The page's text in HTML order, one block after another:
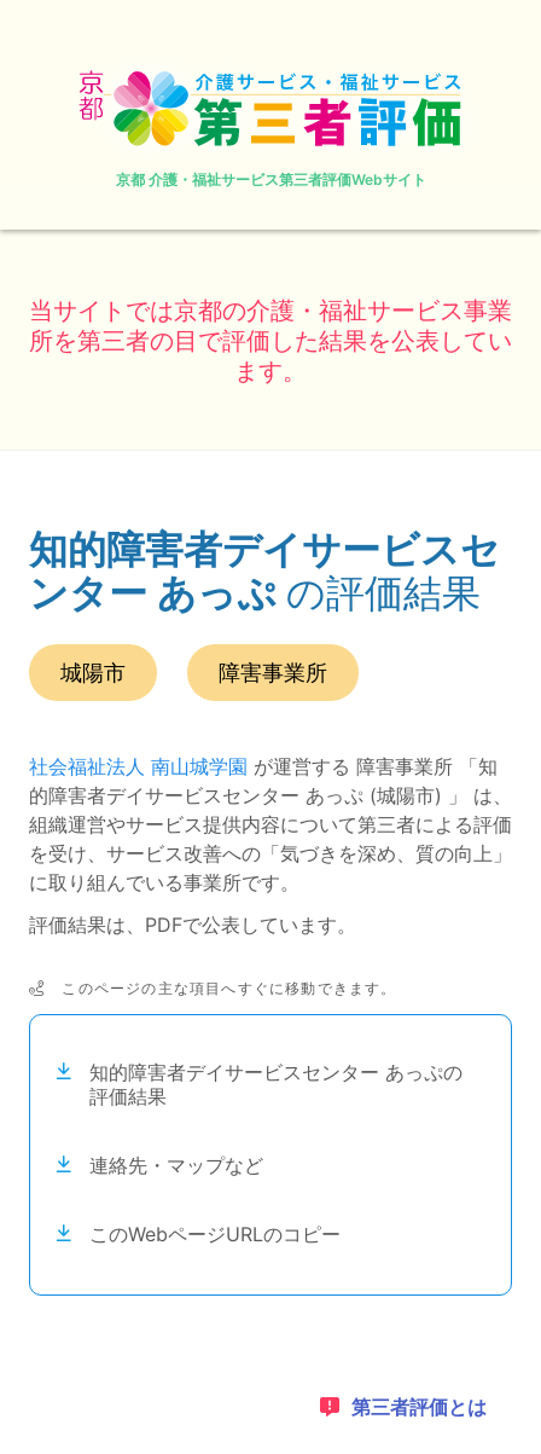
京都 介護・福祉サービス第三者評価Webサイト
当サイトでは京都の介護・福祉サービス事業
所を第三者の目で評価した結果を公表してい
ます。
(ページのタイトル)
知的障害者デイサービスセ
ンター あっぷ の評価結果
この事業所の所在エリアは、
城陽市
です。
種別は
障害事業所
社会福祉法人 南山城学園 が運営する 障害事業所 「知
的障害者デイサービスセンター あっぷ (城陽市) 」 は、
組織運営やサービス提供内容について第三者による評価
を受け、サービス改善への「気づきを深め、質の向上」
に取り組んでいる事業所です。
評価結果は、PDFで公表しています。
次のコンテンツは目次ナビゲーションリンクです。
このページの主な項目へすぐに移動できます。
知的障害者デイサービスセンター あっぷの
評価結果
連絡先・マップなど
このWebページURLのコピー
1：
第三者評価とは